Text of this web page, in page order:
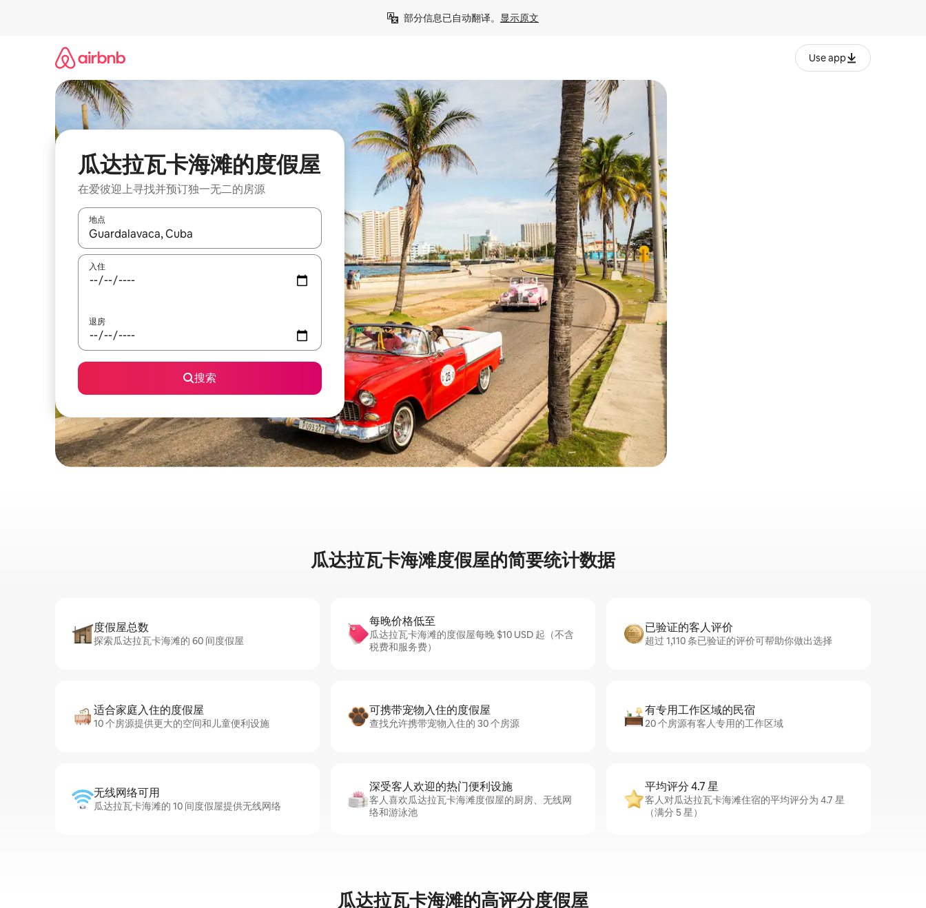
部分信息已自动翻译。 显示原文
Use app
瓜达拉瓦卡海滩的度假屋
在爱彼迎上寻找并预订独一无二的房源
地点
如有搜索结果，请使用上下方向键查看，或通过点击或滑动手势浏览。
入住
退房
搜索
瓜达拉瓦卡海滩度假屋的简要统计数据
度假屋总数
探索瓜达拉瓦卡海滩的 60 间度假屋
每晚价格低至
瓜达拉瓦卡海滩的度假屋每晚 $10 USD 起（不含
税费和服务费）
已验证的客人评价
超过 1,110 条已验证的评价可帮助你做出选择
适合家庭入住的度假屋
10 个房源提供更大的空间和儿童便利设施
可携带宠物入住的度假屋
查找允许携带宠物入住的 30 个房源
有专用工作区域的民宿
20 个房源有客人专用的工作区域
无线网络可用
瓜达拉瓦卡海滩的 10 间度假屋提供无线网络
深受客人欢迎的热门便利设施
客人喜欢瓜达拉瓦卡海滩度假屋的厨房、无线网
络和游泳池
平均评分 4.7 星
客人对瓜达拉瓦卡海滩住宿的平均评分为 4.7 星
（满分 5 星）
瓜达拉瓦卡海滩的高评分度假屋